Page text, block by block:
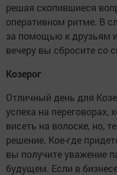
решая скопившиеся
оперативном ритме. В
за помощью к друзьям
вечеру вы сбросите со
Козерог
Отличный день для
успеха на переговорах,
висеть на волоске, но,
решение. Кое-где
вы получите уважение
будущем. Если в